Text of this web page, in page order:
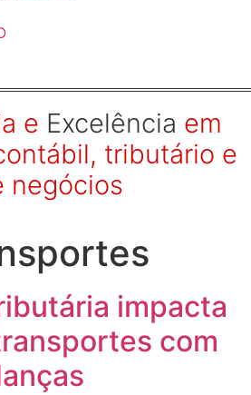
e Excelência em
tributário e
negócios
impacta
com